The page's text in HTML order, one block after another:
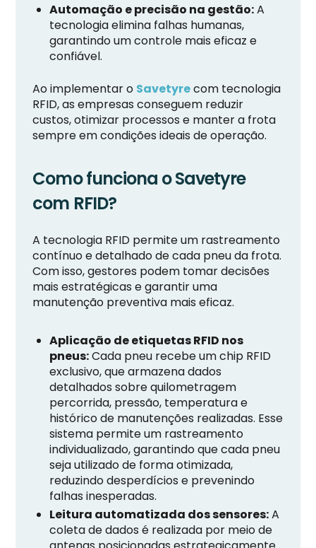
Automação e precisão na gestão:A
tecnologia elimina falhas humanas,
garantindo um controle mais eficaz e
confiável.
Ao implementar o Savetyrecom tecnologia
RFID, as empresas conseguem reduzir
custos, otimizar processos e manter a frota
sempre em condições ideais de operação.
Como funciona o Savetyre
com RFID?
A tecnologia RFID permite um rastreamento
contínuo e detalhado de cada pneu da frota.
Com isso, gestores podem tomar decisões
mais estratégicas e garantir uma
manutenção preventiva mais eficaz.
Aplicação de etiquetas RFID nos
pneus:Cada pneu recebe um chip RFID
exclusivo, que armazena dados
detalhados sobre quilometragem
percorrida, pressão, temperatura e
histórico de manutenções realizadas. Esse
sistema permite um rastreamento
individualizado, garantindo que cada pneu
seja utilizado de forma otimizada,
reduzindo desperdícios e prevenindo
falhas inesperadas.
Leitura automatizada dos sensores:A
coleta de dados é realizada por meio de